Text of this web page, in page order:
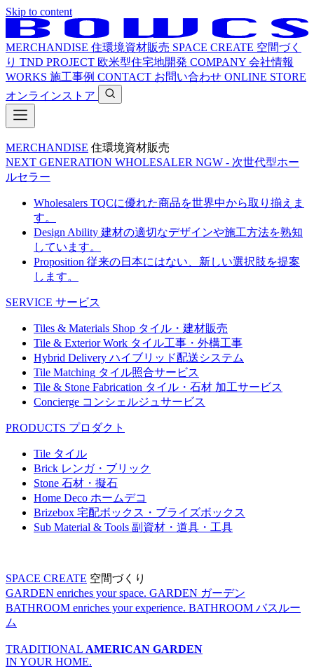
Skip to content
MERCHANDISE 住環境資材販売 SPACE CREATE 空間づく
り TND PROJECT 欧米型住宅地開発 COMPANY 会社情報
WORKS 施工事例 CONTACT お問い合わせ ONLINE STORE
オンラインストア
MERCHANDISE 住環境資材販売
NEXT GENERATION WHOLESALER NGW - 次世代型ホー
ルセラー
Wholesalers TQCに優れた商品を世界中から取り揃えま
す。
Design Ability 建材の適切なデザインや施工方法を熟知
しています。
Proposition 従来の日本にはない、新しい選択肢を提案
します。
SERVICE サービス
Tiles & Materials Shop タイル・建材販売
Tile & Exterior Work タイル工事・外構工事
Hybrid Delivery ハイブリッド配送システム
Tile Matching タイル照合サービス
Tile & Stone Fabrication タイル・石材 加工サービス
Concierge コンシェルジュサービス
PRODUCTS プロダクト
Tile タイル
Brick レンガ・ブリック
Stone 石材・擬石
Home Deco ホームデコ
Brizebox 宅配ボックス・ブライズボックス
Sub Material & Tools 副資材・道具・工具
SPACE CREATE 空間づくり
GARDEN enriches your space. GARDEN ガーデン
BATHROOM enriches your experience. BATHROOM バスルー
ム
TRADITIONAL AMERICAN GARDEN
IN YOUR HOME.